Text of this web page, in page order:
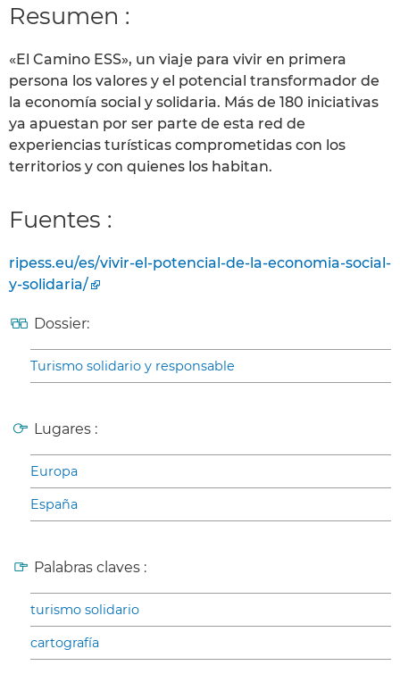
Resumen :
«El Camino ESS», un viaje para vivir en primera
persona los valores y el potencial transformador de
la economía social y solidaria. Más de 180 iniciativas
ya apuestan por ser parte de esta red de
experiencias turísticas comprometidas con los
territorios y con quienes los habitan.
Fuentes :
ripess.eu/es/vivir-el-potencial-de-la-economia-social-
y-solidaria/
Dossier:
Turismo solidario y responsable
Lugares :
Europa
España
Palabras claves :
turismo solidario
cartografía